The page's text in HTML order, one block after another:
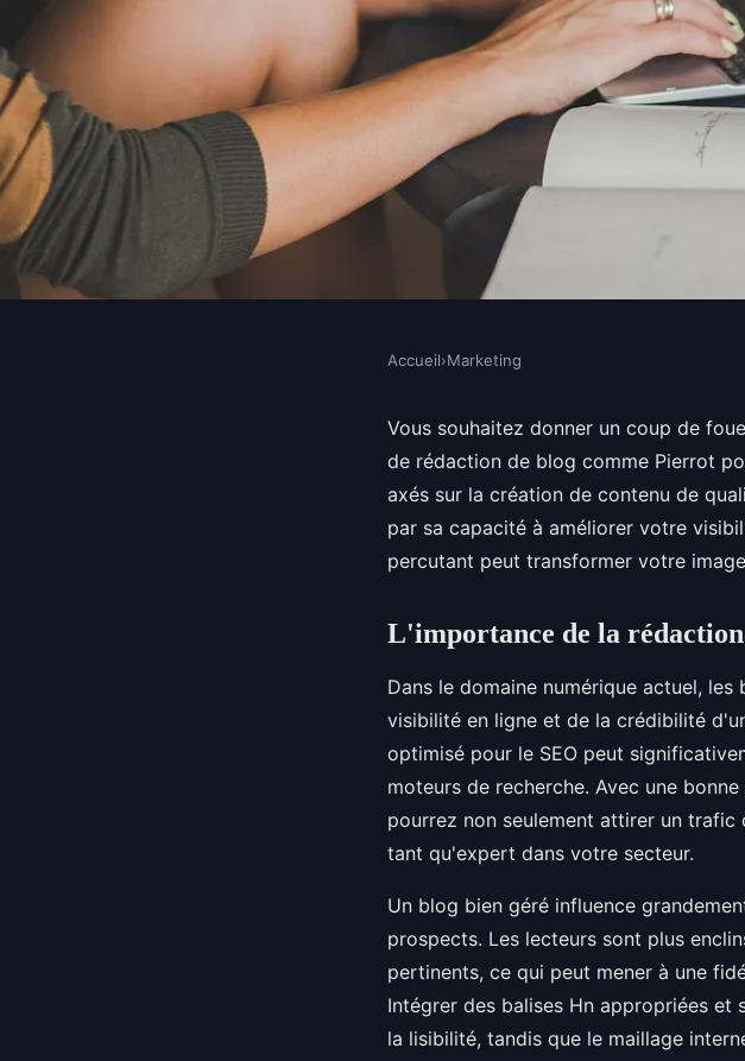
Boostez votre entreprise avec
de rédaction de blog
Accueil›Marketing
Vous souhaitez donner un coup de
de rédaction de blog comme Pierrot
axés sur la création de contenu de
par sa capacité à améliorer votre
percutant peut transformer votre
L'importance de la
Dans le domaine numérique actuel,
visibilité en ligne et de la crédibilité
optimisé pour le SEO peut
moteurs de recherche. Avec une
pourrez non seulement attirer un
tant qu'expert dans votre secteur.
Un blog bien géré influence
prospects. Les lecteurs sont plus
pertinents, ce qui peut mener à une
Intégrer des balises Hn appropriées
la lisibilité, tandis que le maillage